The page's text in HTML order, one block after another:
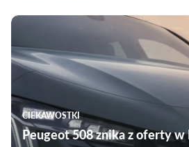
CIEKAWOSTKI
Peugeot 508 znika z oferty w